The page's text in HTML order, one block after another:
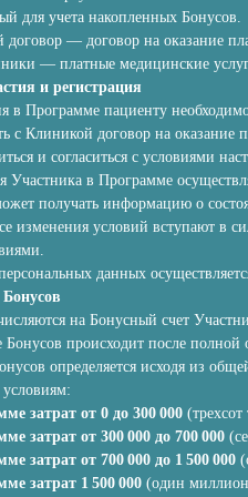
для учета накопленных Бонусов.
договор — договор на оказание
— платные медицинские
и регистрация
в Программе пациенту
с Клиникой договор на
и согласиться с условиями
Участника в Программе
получать информацию о
изменения условий вступают в
данных
на Бонусный счет
Бонусов происходит после
определяется исходя из
затрат от 0 до 300 000
затрат от 300 000 до 700 000
затрат от 700 000 до 1 500 000
затрат 1 500 000 (один